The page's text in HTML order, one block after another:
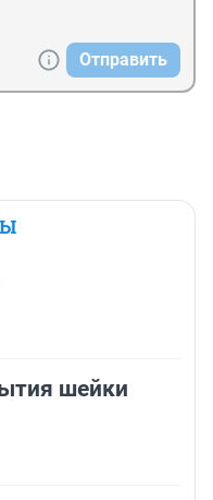
Отправить
шейки